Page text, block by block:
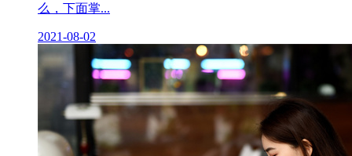
么，下面掌...
2021-08-02